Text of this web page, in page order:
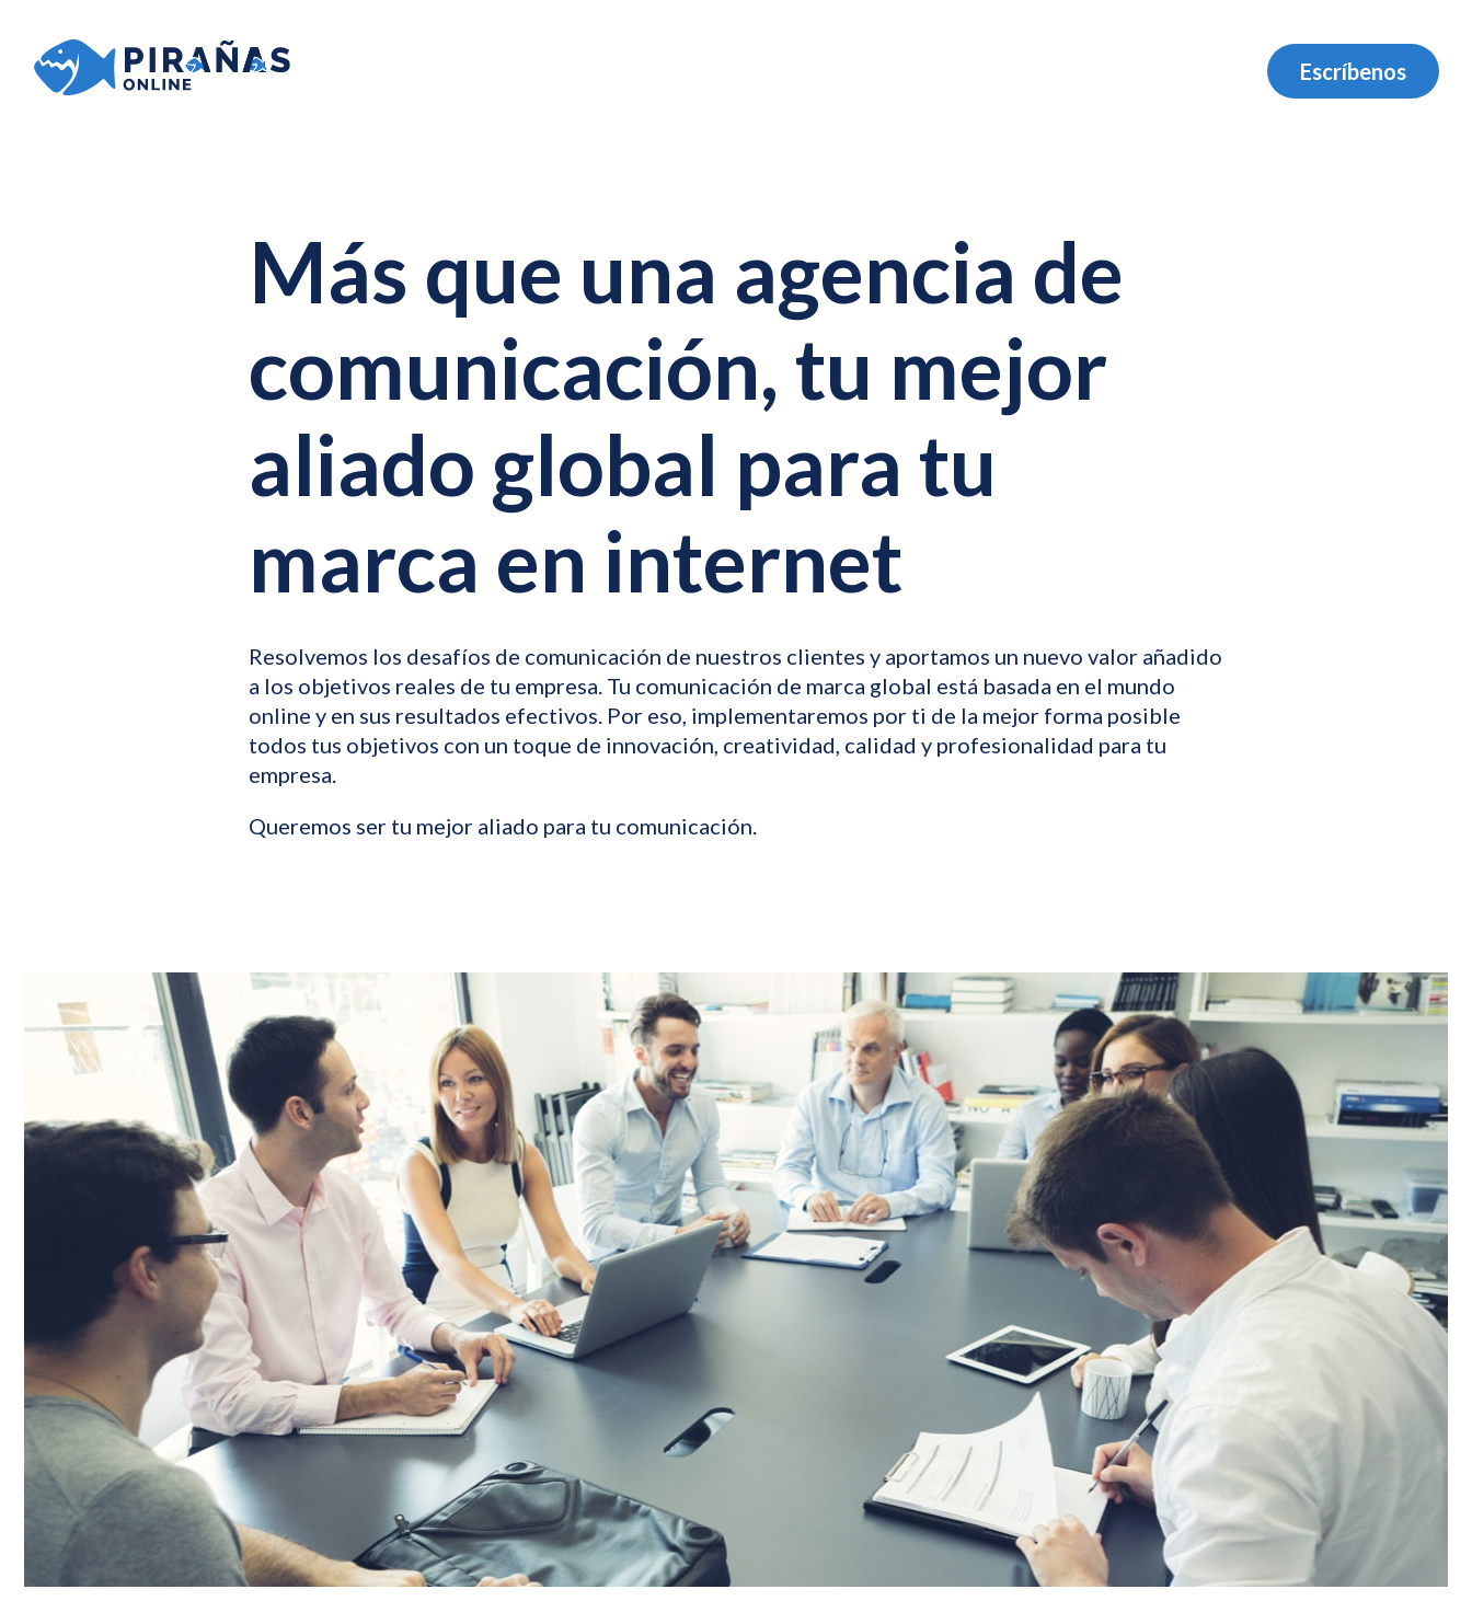
Escríbenos
Más que una agencia de
comunicación, tu mejor
aliado global para tu
marca en internet
Resolvemos los desafíos de comunicación de nuestros clientes y aportamos un nuevo valor añadido
a los objetivos reales de tu empresa. Tu comunicación de marca global está basada en el mundo
online y en sus resultados efectivos. Por eso, implementaremos por ti de la mejor forma posible
todos tus objetivos con un toque de innovación, creatividad, calidad y profesionalidad para tu
empresa.
Queremos ser tu mejor aliado para tu comunicación.